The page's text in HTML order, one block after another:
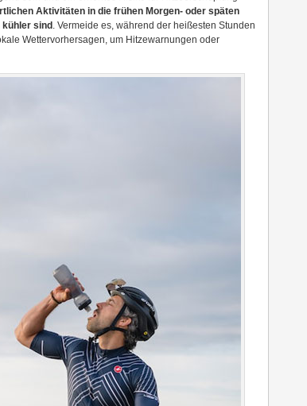
Aktivitäten in die frühen Morgen- oder späten
sind . Vermeide es, während der heißesten Stunden
Wettervorhersagen, um Hitzewarnungen oder